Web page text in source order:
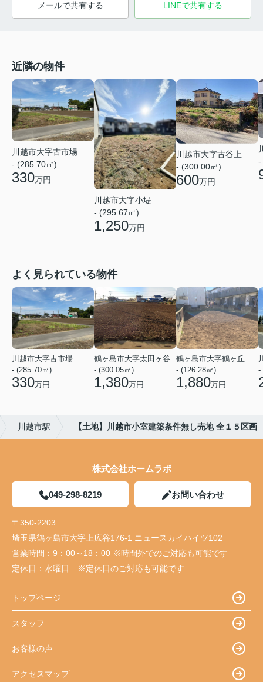
メールで共有する LINEで共有する
近隣の物件
川越市大字古市場
- (285.70㎡)
330万円
川越市大字小堤
- (295.67㎡)
1,250万円
川越市大字古谷上
- (300.00㎡)
600万円
-
よく見られている物件
川越市大字古市場
- (285.70㎡)
330万円
鶴ヶ島市大字太田ヶ谷
- (300.05㎡)
1,380万円
鶴ヶ島市大字鶴ヶ丘
- (126.28㎡)
1,880万円
-
川越市駅 【土地】川越市小室建築条件無し売地 全１５区画
株式会社ホームラボ
049-298-8219 お問い合わせ
〒350-2203
埼玉県鶴ヶ島市大字上広谷176-1 ニュースカイハイツ102
営業時間： 9：00～18：00 ※時間外でのご対応も可能です
定休日： 水曜日 ※定休日のご対応も可能です
トップページ
スタッフ
お客様の声
アクセスマップ